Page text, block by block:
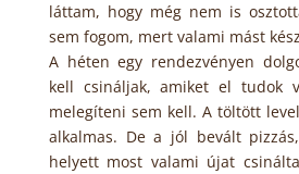
láttam, hogy még nem is
sem fogom, mert valami mást
A héten egy rendezvényen
kell csináljak, amiket el tudok
melegíteni sem kell. A töltött
alkalmas. De a jól bevált
helyett most valami újat